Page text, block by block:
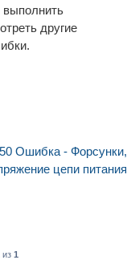
выполнить
другие
Ошибка - Форсунки,
цепи питания
из 1